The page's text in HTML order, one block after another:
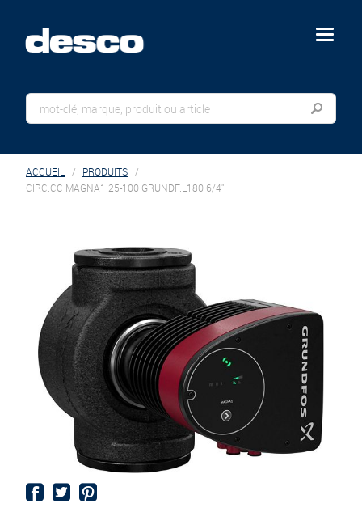
menu
ACCUEIL
PRODUITS
CIRC.CC MAGNA1 25-100 GRUNDF.L180 6/4"